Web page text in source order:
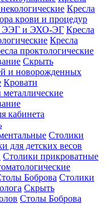
Кресла
крови и процедур
ЭЭГ и ЭХО-ЭГ Кресла
Кресла
проктологические
Скрыть
и новорожденных
Кровати
металлические
кабинета
Столики
для детских весов
Столики прикроватные
Боброва Столики
Скрыть
Столы Боброва